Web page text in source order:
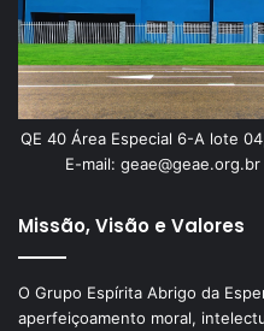
QE 40 Área Especial 6-A lote
E-mail:
Missão, Visão e Valores
O Grupo Espírita Abrigo da
aperfeiçoamento moral,